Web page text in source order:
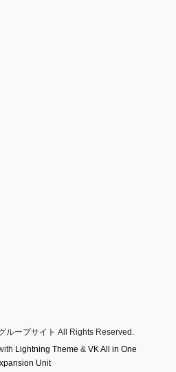
ループサイト All Rights Reserved.
Lightning Theme & VK All in One
Unit